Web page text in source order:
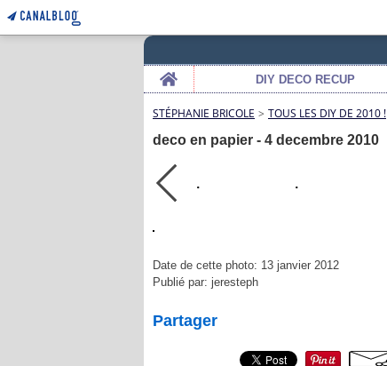
Home
DIY DECO RECUP
STÉPHANIE BRICOLE > TOUS LES DIY DE 2010 !
deco en papier - 4 decembre 2010
Date de cette photo: 13 janvier 2012
Publié par: jeresteph
Partager